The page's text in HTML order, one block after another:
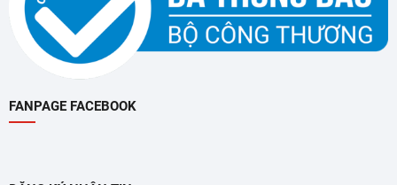
Ứng dụng công nghệ Low-E chống đọng sương– giữ
mặt kính luôn trong suốt, dễ quan sát sản phẩm bên
trong
Đèn LED chiếu sáng nội thất tủ
FANPAGE FACEBOOK